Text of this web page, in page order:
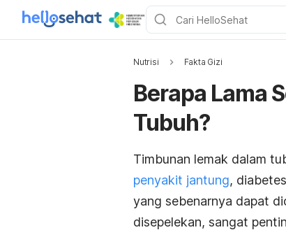
Nutrisi Fakta Gizi
Berapa Lama
Tubuh?
Timbunan lemak dalam
penyakit jantung,
yang sebenarnya dapat
disepelekan, sangat